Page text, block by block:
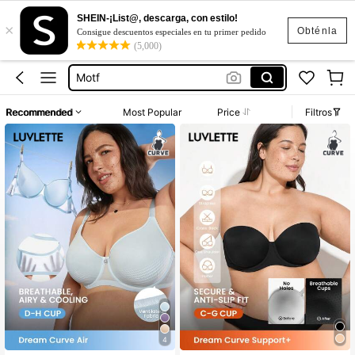
Obténla
×
SHEIN-¡List@, descarga, con estilo!
Consigue descuentos especiales en tu primer pedido
(5,000)
Motf Premium Vestidos
Vestidos
Motf
Blusas Para Mujer
Motf Premium Vestidos
Vestidos
Recommended Most Popular Price Filtros
4